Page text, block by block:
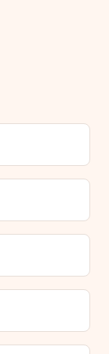
votre espace
tranquille et
pour